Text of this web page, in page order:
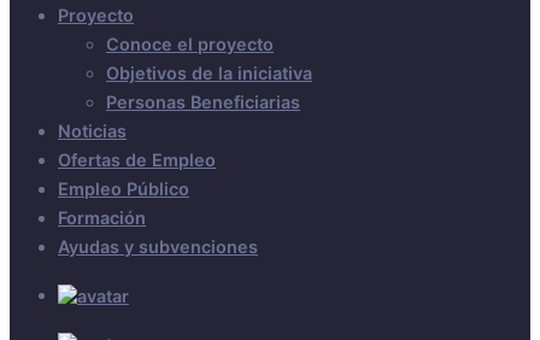
Proyecto
Conoce el proyecto
Objetivos de la iniciativa
Personas Beneficiarias
Noticias
Ofertas de Empleo
Empleo Público
Formación
Ayudas y subvenciones